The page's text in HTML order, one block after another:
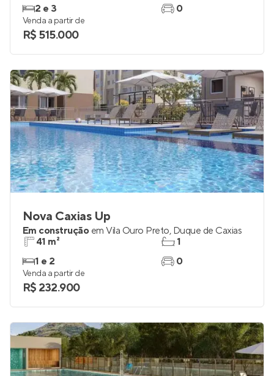
2 e 3
0
Venda a partir de
R$ 515.000
Nova Caxias Up
Em construção em Vila Ouro Preto, Duque de Caxias
41 m²
1 e 2
1
0
Venda a partir de
R$ 232.900